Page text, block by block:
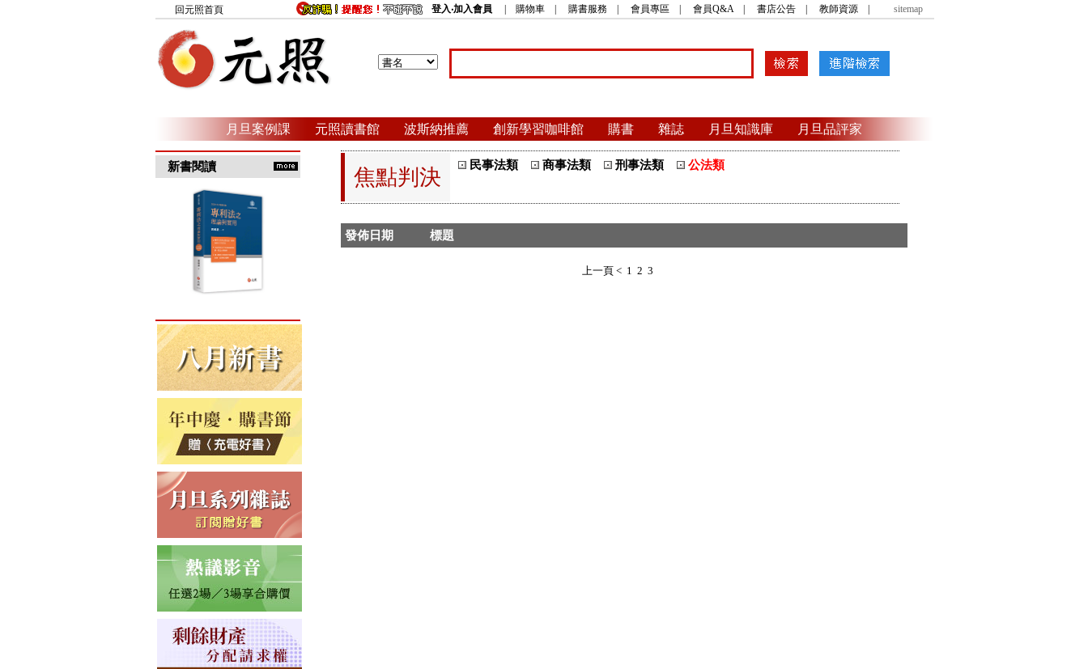
回元照首頁 登入‧加入會員 購物車 購書服務 會員專區 會員Q&A| 書店公告 教師資源 sitemap
月旦案例課 元照讀書館 波斯納推薦 創新學習咖啡館 購書 雜誌 月旦知識庫 月旦品評家
新書閱讀 焦點判決 民事法類 商事法類 刑事法類 公法類
發佈日期 標題
上一頁 < 1 2 3